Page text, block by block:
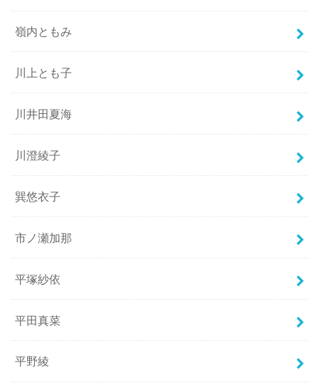
嶺内ともみ
川上とも子
川井田夏海
川澄綾子
巽悠衣子
市ノ瀬加那
平塚紗依
平田真菜
平野綾